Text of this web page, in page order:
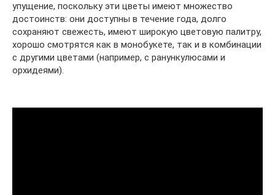
упущение, поскольку эти цветы имеют множество
достоинств: они доступны в течение года, долго
сохраняют свежесть, имеют широкую цветовую палитру,
хорошо смотрятся как в монобукете, так и в комбинации
с другими цветами (например, с ранункулюсами и
орхидеями).